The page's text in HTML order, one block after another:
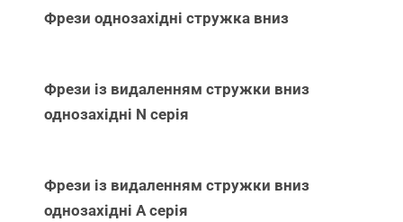
Фрези однозахідні стружка вниз
Фрези із видаленням стружки вниз
однозахідні N серія
Фрези із видаленням стружки вниз
однозахідні А серія